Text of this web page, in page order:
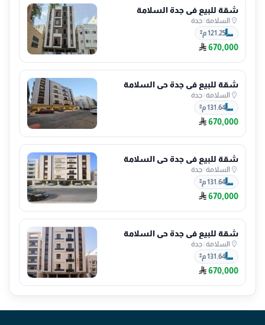
شقة للبيع في جدة السلامة
السلامة| جدة
121.25 م²
670,000
شقة للبيع في جدة حي السلامة
السلامة| جدة
131.64 م²
670,000
شقة للبيع في جدة حي السلامة
السلامة| جدة
131.64 م²
670,000
شقة للبيع في جدة حي السلامة
السلامة| جدة
131.64 م²
670,000